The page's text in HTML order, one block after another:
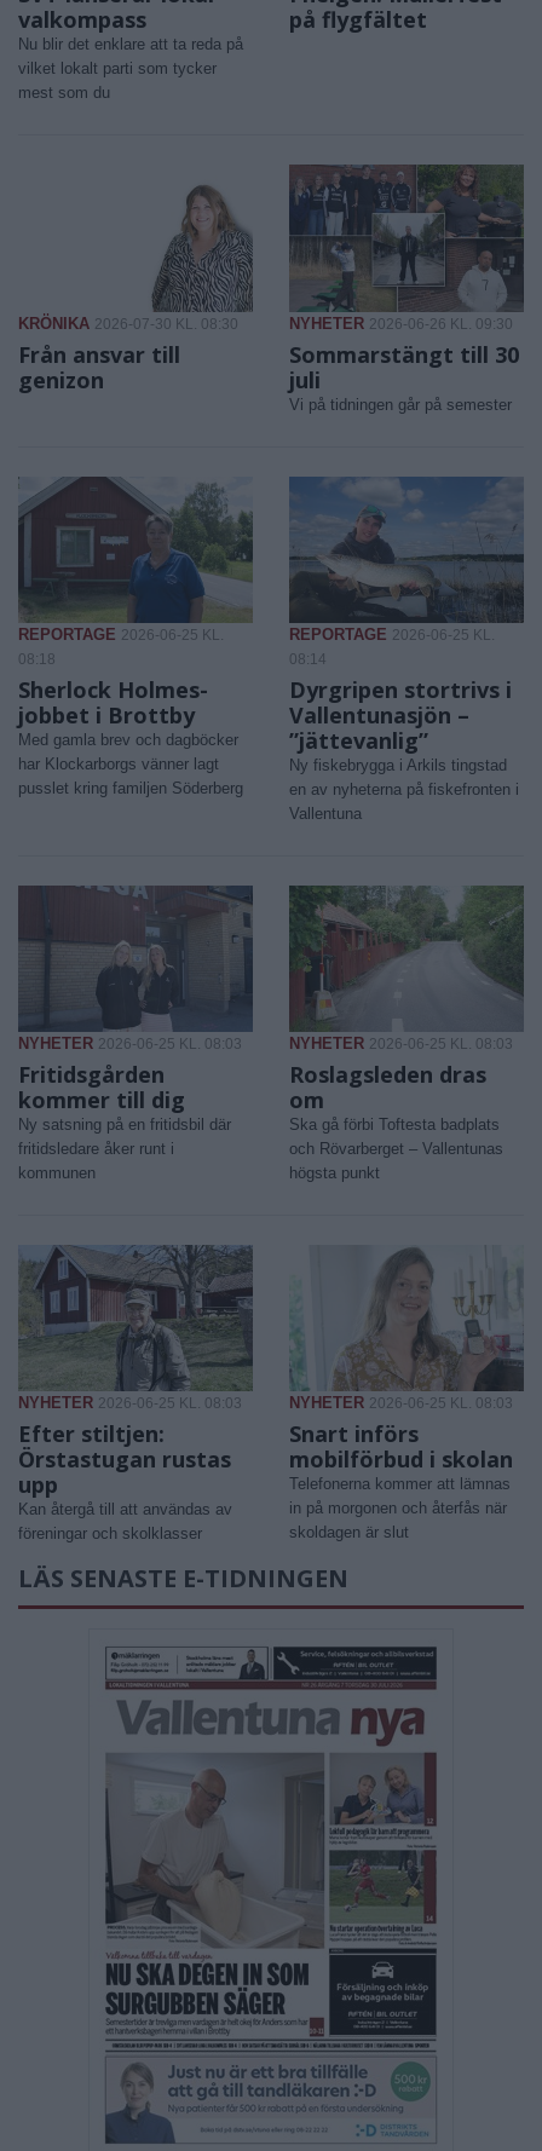
valkompass
Nu blir det enklare att ta reda på
vilket lokalt parti som tycker
mest som du
på flygfältet
KRÖNIKA 2026-07-30 KL. 08:30
Från ansvar till
genizon
NYHETER 2026-06-26 KL. 09:30
Sommarstängt till 30
juli
Vi på tidningen går på semester
REPORTAGE 2026-06-25 KL.
08:18
Sherlock Holmes-
jobbet i Brottby
Med gamla brev och dagböcker
har Klockarborgs vänner lagt
pusslet kring familjen Söderberg
REPORTAGE 2026-06-25 KL.
08:14
Dyrgripen stortrivs i
Vallentunasjön –
”jättevanlig”
Ny fiskebrygga i Arkils tingstad
en av nyheterna på fiskefronten i
Vallentuna
NYHETER 2026-06-25 KL. 08:03
Fritidsgården
kommer till dig
Ny satsning på en fritidsbil där
fritidsledare åker runt i
kommunen
NYHETER 2026-06-25 KL. 08:03
Roslagsleden dras
om
Ska gå förbi Toftesta badplats
och Rövarberget – Vallentunas
högsta punkt
NYHETER 2026-06-25 KL. 08:03
Efter stiltjen:
Örstastugan rustas
upp
Kan återgå till att användas av
föreningar och skolklasser
NYHETER 2026-06-25 KL. 08:03
Snart införs
mobilförbud i skolan
Telefonerna kommer att lämnas
in på morgonen och återfås när
skoldagen är slut
LÄS SENASTE E-TIDNINGEN